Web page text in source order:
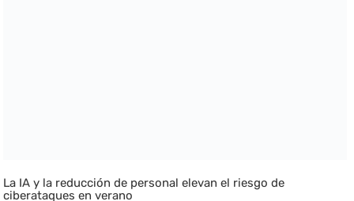
La IA y la reducción de personal elevan el riesgo de
ciberataques en verano